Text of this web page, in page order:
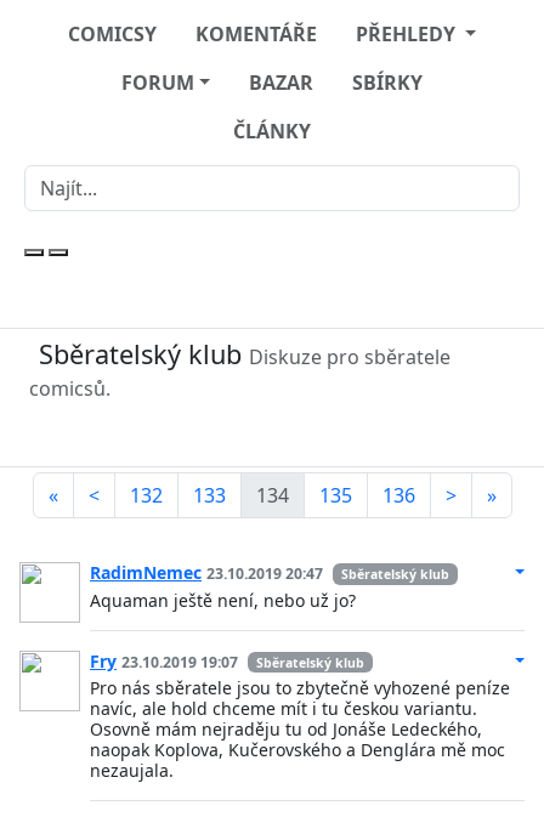
COMICSY KOMENTÁŘE
PŘEHLEDY
FORUM
BAZAR
SBÍRKY
ČLÁNKY
Sběratelský klub Diskuze pro sběratele
comicsů.
« < 132 133 134 135 136 > »
RadimNemec 23.10.2019 20:47 Sběratelský klub
Aquaman ještě není, nebo už jo?
Fry 23.10.2019 19:07 Sběratelský klub
Pro nás sběratele jsou to zbytečně vyhozené peníze
navíc, ale hold chceme mít i tu českou variantu.
Osovně mám nejraděju tu od Jonáše Ledeckého,
naopak Koplova, Kučerovského a Denglára mě moc
nezaujala.